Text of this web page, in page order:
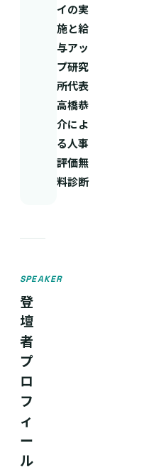
イの実
施と給
与アッ
プ研究
所代表
高橋恭
介によ
る人事
評価無
料診断
SPEAKER
登
壇
者
プ
ロ
フ
ィ
ー
ル